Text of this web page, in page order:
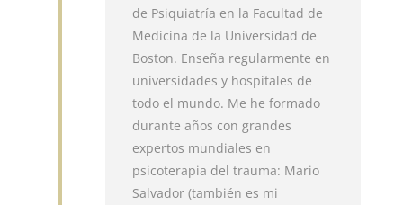
de Psiquiatría en la Facultad de
Medicina de la Universidad de
Boston. Enseña regularmente en
universidades y hospitales de
todo el mundo. Me he formado
durante años con grandes
expertos mundiales en
psicoterapia del trauma: Mario
Salvador (también es mi